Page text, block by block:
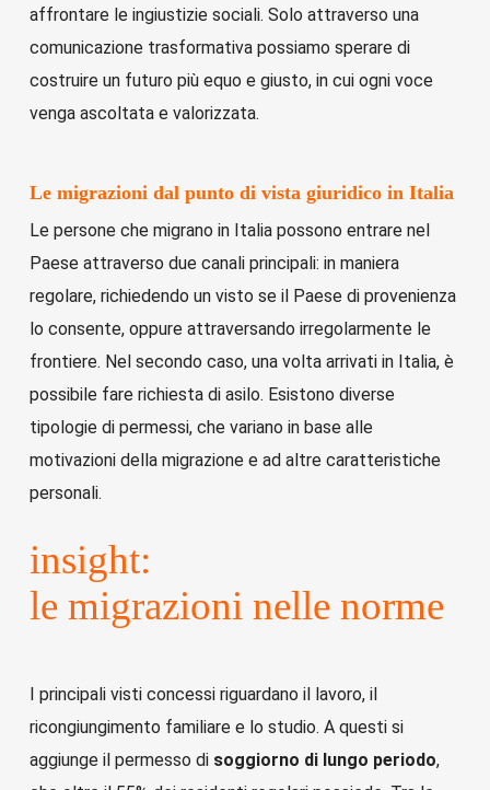
affrontare le ingiustizie sociali. Solo attraverso una
comunicazione trasformativa possiamo sperare di
costruire un futuro più equo e giusto, in cui ogni voce
venga ascoltata e valorizzata.
Le migrazioni dal punto di vista giuridico in Italia
Le persone che migrano in Italia possono entrare nel
Paese attraverso due canali principali: in maniera
regolare, richiedendo un visto se il Paese di provenienza
lo consente, oppure attraversando irregolarmente le
frontiere. Nel secondo caso, una volta arrivati in Italia, è
possibile fare richiesta di asilo. Esistono diverse
tipologie di permessi, che variano in base alle
motivazioni della migrazione e ad altre caratteristiche
personali.
insight:
le migrazioni nelle norme
I principali visti concessi riguardano il lavoro, il
ricongiungimento familiare e lo studio. A questi si
aggiunge il permesso di soggiorno di lungo periodo,